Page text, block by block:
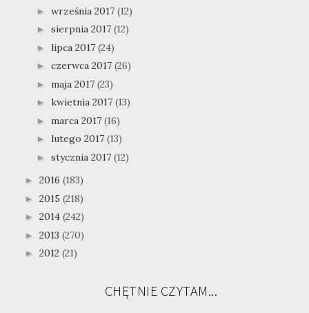
► września 2017 (12)
► sierpnia 2017 (12)
► lipca 2017 (24)
► czerwca 2017 (26)
► maja 2017 (23)
► kwietnia 2017 (13)
► marca 2017 (16)
► lutego 2017 (13)
► stycznia 2017 (12)
► 2016 (183)
► 2015 (218)
► 2014 (242)
► 2013 (270)
► 2012 (21)
CHĘTNIE CZYTAM...